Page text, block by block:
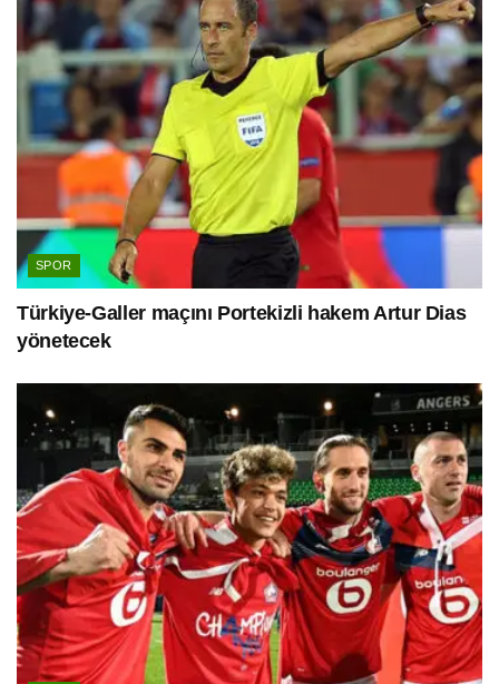
SPOR
Türkiye-Galler maçını Portekizli hakem Artur Dias
yönetecek